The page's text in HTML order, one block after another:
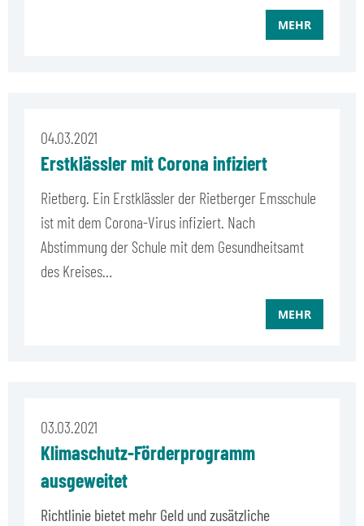
MEHR
04.03.2021
Erstklässler mit Corona infiziert
Rietberg. Ein Erstklässler der Rietberger Emsschule
ist mit dem Corona-Virus infiziert. Nach
Abstimmung der Schule mit dem Gesundheitsamt
des Kreises…
MEHR
03.03.2021
Klimaschutz-Förderprogramm
ausgeweitet
Richtlinie bietet mehr Geld und zusätzliche